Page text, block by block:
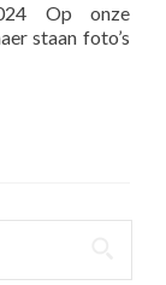
Op onze
staan foto’s